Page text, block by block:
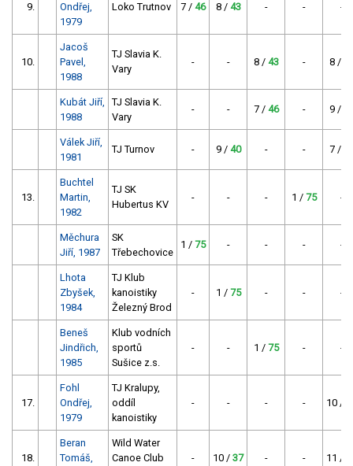
9.
Ondřej,
1979
Loko Trutnov 7 / 46 8 / 43 - - -
10.
Jacoš
Pavel,
1988
TJ Slavia K.
Vary
- - 8 / 43 - 8 /
Kubát Jiří,
1988
TJ Slavia K.
Vary
- - 7 / 46 - 9 /
Válek Jiří,
1981
TJ Turnov - 9 / 40 - - 7 /
13.
Buchtel
Martin,
1982
TJ SK
Hubertus KV
- - - 1 / 75 -
Měchura
Jiří, 1987
SK
Třebechovice
1 / 75 - - - -
Lhota
Zbyšek,
1984
TJ Klub
kanoistiky
Železný Brod
- 1 / 75 - - -
Beneš
Jindřich,
1985
Klub vodních
sportů
Sušice z.s.
- - 1 / 75 - -
17.
Fohl
Ondřej,
1979
TJ Kralupy,
oddíl
kanoistiky
- - - - 10 /
18.
Beran
Tomáš,
Wild Water
Canoe Club
- 10 / 37 - - 11 /